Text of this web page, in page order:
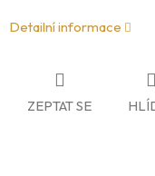
Detailní informace
ZEPTAT SE